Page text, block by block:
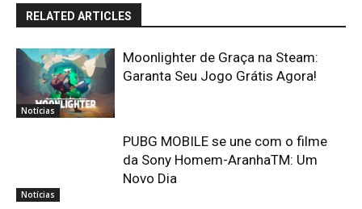
RELATED ARTICLES
Notícias
Moonlighter de Graça na Steam:
Garanta Seu Jogo Grátis Agora!
Notícias
PUBG MOBILE se une com o filme
da Sony Homem-AranhaTM: Um
Novo Dia